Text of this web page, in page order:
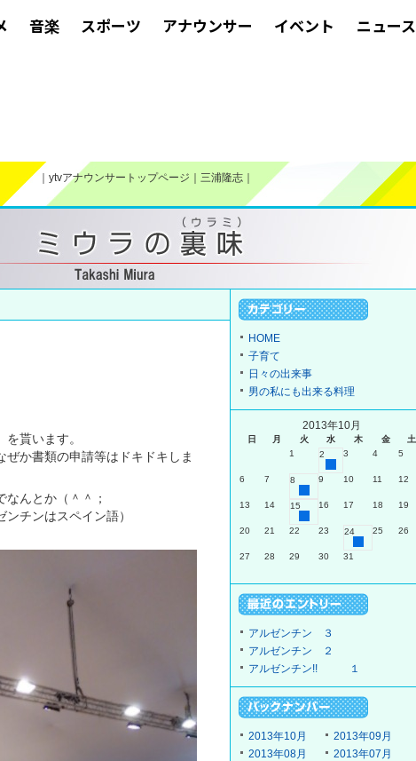
音楽 スポーツ アナウンサー イベント ニュース
ytvアナウンサートップページ 三浦隆志
貰います。
ぜか書類の申請等はドキドキしま
んとか（＾＾；
ンチンはスペイン語）
HOME
子育て
日々の出来事
男の私にも出来る料理
2013年10月
日 月 火 水 木 金
土
1
2 3 4 5
6 7 8 9 10 11 12
13 14 15 16 17 18 19
20 21 22 23 24 25 26
27 28 29 30 31
アルゼンチン ３
アルゼンチン ２
アルゼンチン!! １
2013年10月
2013年09月
2013年08月
2013年07月